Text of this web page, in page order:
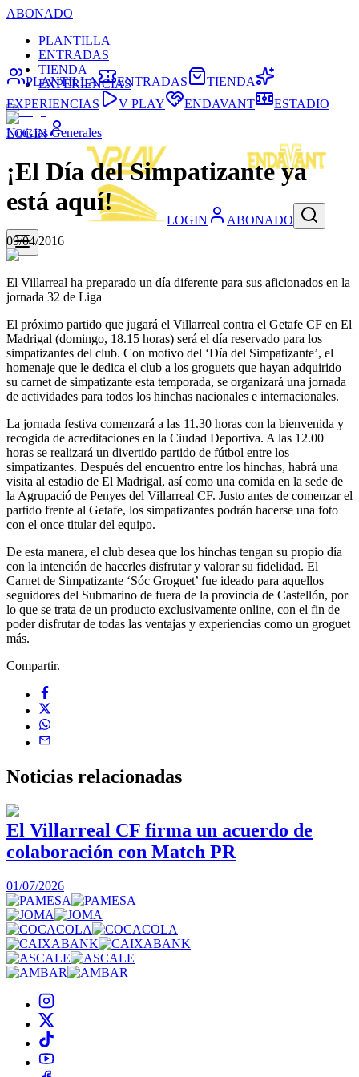
ABONADO
PLANTILLA
ENTRADAS
TIENDA
EXPERIENCIAS
LOGIN
LOGIN ABONADO
PLANTILLA ENTRADAS
TIENDA
EXPERIENCIAS
V PLAY ENDAVANT ESTADIO
Noticias Generales
¡El Día del Simpatizante ya
está aquí!
09/04/2016
El Villarreal ha preparado un día diferente para sus aficionados en la
jornada 32 de Liga
El próximo partido que jugará el Villarreal contra el Getafe CF en El
Madrigal (domingo, 18.15 horas) será el día reservado para los
simpatizantes del club. Con motivo del ‘Día del Simpatizante’, el
homenaje que le dedica el club a los groguets que hayan adquirido
su carnet de simpatizante esta temporada, se organizará una jornada
de actividades para todos los hinchas nacionales e internacionales.
La jornada festiva comenzará a las 11.30 horas con la bienvenida y
recogida de acreditaciones en la Ciudad Deportiva. A las 12.00
horas se realizará un divertido partido de fútbol entre los
simpatizantes. Después del encuentro entre los hinchas, habrá una
visita al estadio de El Madrigal, así como una comida en la sede de
la Agrupació de Penyes del Villarreal CF. Justo antes de comenzar el
partido frente al Getafe, los simpatizantes podrán hacerse una foto
con el once titular del equipo.
De esta manera, el club desea que los hinchas tengan su propio día
con la intención de hacerles disfrutar y valorar su fidelidad. El
Carnet de Simpatizante ‘Sóc Groguet’ fue ideado para aquellos
seguidores del Submarino de fuera de la provincia de Castellón, por
lo que se trata de un producto exclusivamente online, con el fin de
poder disfrutar de todas las ventajas y experiencias como un groguet
más.
Compartir.
Noticias relacionadas
El Villarreal CF firma un acuerdo de
colaboración con Match PR
01/07/2026